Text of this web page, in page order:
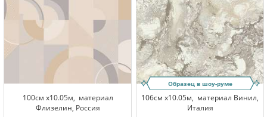
100см x10.05м, материал
Флизелин, Россия
Образец в шоу-руме
106см x10.05м, материал Винил,
Италия